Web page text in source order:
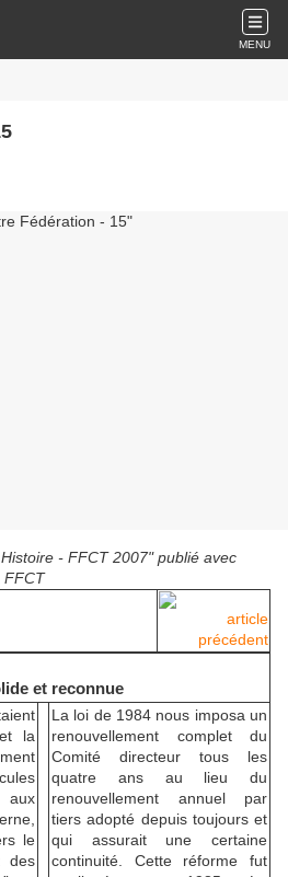
MENU
- FFCT 2007" publié avec
FFCT
article
précédent
et reconnue
la
aux
le
des
La loi de 1984 nous imposa un
renouvellement complet du
Comité directeur tous les
quatre ans au lieu du
renouvellement annuel par
tiers adopté depuis toujours et
qui assurait une certaine
continuité. Cette réforme fut